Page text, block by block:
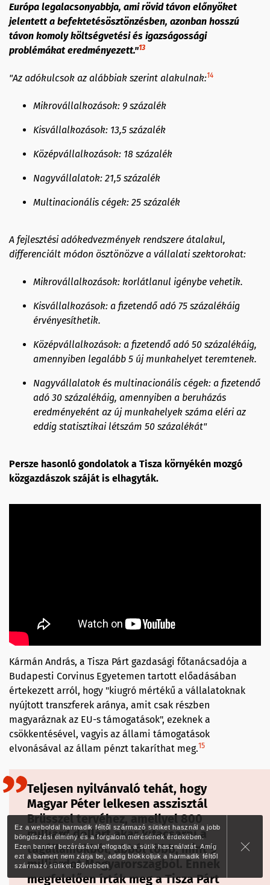
Ez a weboldal harmadik féltől származó sütiket használ a jobb
böngészési élmény és a forgalom mérésének érdekében.
Ezen banner bezárásával elfogadja a sütik használatát. Amíg
ezt a bannert nem zárja be, addig blokkoljuk a harmadik féltől
származó sütiket.Bővebben
Európa legalacsonyabbja, ami rövid távon előnyöket
jelentett a befektetésösztönzésben, azonban hosszú
távon komoly költségvetési és igazságossági
problémákat eredményezett."13
"Az adókulcsok az alábbiak szerint alakulnak:14
Mikrovállalkozások: 9 százalék
Kisvállalkozások: 13,5 százalék
Középvállalkozások: 18 százalék
Nagyvállalatok: 21,5 százalék
Multinacionális cégek: 25 százalék
A fejlesztési adókedvezmények rendszere átalakul,
differenciált módon ösztönözve a vállalati szektorokat:
Mikrovállalkozások: korlátlanul igénybe vehetik.
Kisvállalkozások: a fizetendő adó 75 százalékáig
érvényesíthetik.
Középvállalkozások: a fizetendő adó 50 százalékáig,
amennyiben legalább 5 új munkahelyet teremtenek.
Nagyvállalatok és multinacionális cégek: a fizetendő
adó 30 százalékáig, amennyiben a beruházás
eredményeként az új munkahelyek száma eléri az
eddig statisztikai létszám 50 százalékát"
Persze hasonló gondolatok a Tisza környékén mozgó
közgazdászok száját is elhagyták.
Kármán András, a Tisza Párt gazdasági főtanácsadója a
Budapesti Corvinus Egyetemen tartott előadásában
értekezett arról, hogy "kiugró mértékű a vállalatoknak
nyújtott transzferek aránya, amit csak részben
magyaráznak az EU-s támogatások", ezeknek a
csökkentésével, vagyis az állami támogatások
elvonásával az állam pénzt takaríthat meg.15
Teljesen nyilvánvaló tehát, hogy
Magyar Péter lelkesen asszisztál
Brüsszel tervéhez, amellyel 800
milliárd dollárt akar kifacsarni a
tagállamokból, abból több, mint 9
milliárdot Magyarországból. Ennek
megfelelően írták meg a Tisza Párt